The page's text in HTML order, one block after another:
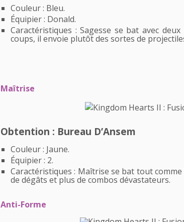
Couleur : Bleu.
Équipier : Donald.
Caractéristiques : Sagesse se bat avec
coups, il envoie plutôt des sortes de
Maîtrise
Obtention : Bureau D’Ansem
Couleur : Jaune.
Équipier : 2.
Caractéristiques : Maîtrise se bat tout
de dégâts et plus de combos dévastateurs.
Anti-Forme